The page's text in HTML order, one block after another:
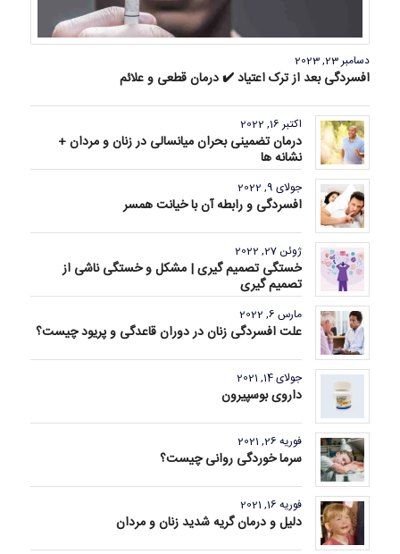
دسامبر 23, 2023
افسردگی بعد از ترک اعتیاد ✔️ درمان قطعی و علائم
اکتبر 16, 2022
درمان تضمینی بحران میانسالی در زنان و مردان +
نشانه ها
جولای 9, 2022
افسردگی و رابطه آن با خیانت همسر
ژوئن 27, 2022
خستگی تصمیم گیری | مشکل و خستگی ناشی از
تصمیم گیری
مارس 6, 2022
علت افسردگی زنان در دوران قاعدگی و پریود چیست؟
جولای 14, 2021
داروی بوسپیرون
فوریه 26, 2021
سرما خوردگی روانی چیست؟
فوریه 16, 2021
دلیل و درمان گریه شدید زنان و مردان